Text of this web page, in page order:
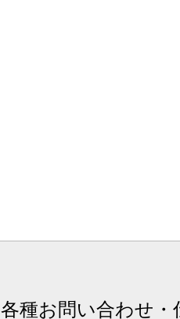
各種お問い合わせ・